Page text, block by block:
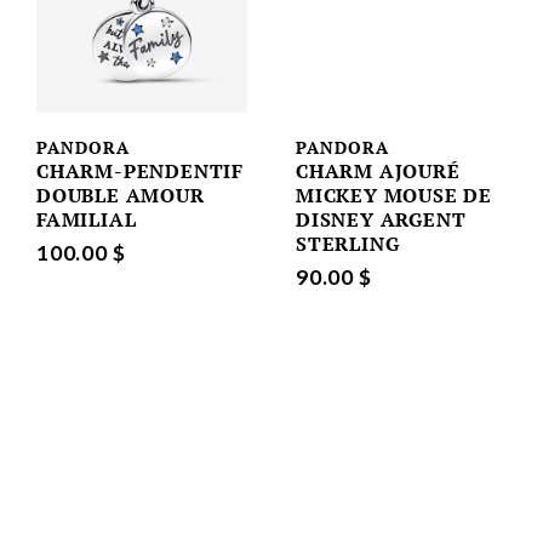
PANDORA
CHARM-PENDENTIF
DOUBLE AMOUR
FAMILIAL
100.00 $
PANDORA
CHARM AJOURÉ
MICKEY MOUSE DE
DISNEY ARGENT
STERLING
90.00 $